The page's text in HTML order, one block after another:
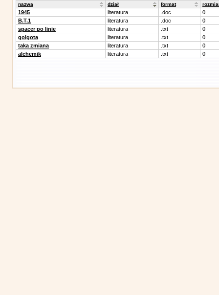
nazwa dział format
1945 literatura .doc
0
B.T.1
literatura .doc
0
spacer po linie
literatura .txt
0
golgota
literatura .txt
0
taka zmiana
literatura .txt
0
alchemik
literatura .txt 0